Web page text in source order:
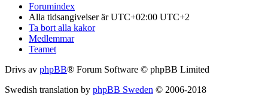
Forumindex
Alla tidsangivelser är UTC+02:00 UTC+2
Ta bort alla kakor
Medlemmar
Teamet
Drivs av phpBB® Forum Software © phpBB Limited
Swedish translation by phpBB Sweden © 2006-2018